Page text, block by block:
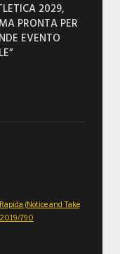
2029,
PRONTA PER
EVENTO
(Notice and Take
2019/790